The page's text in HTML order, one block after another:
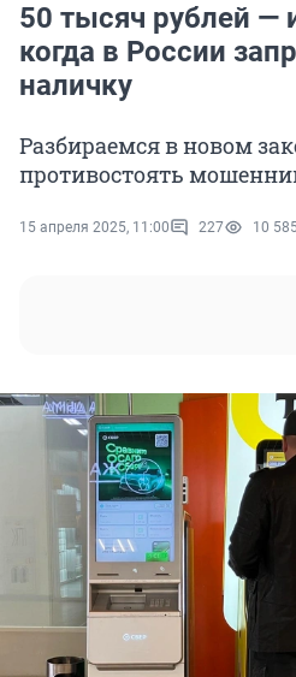
50 тысяч рублей —
когда в России
наличку
Разбираемся в новом
противостоять
15 апреля 2025, 11:00 227 10